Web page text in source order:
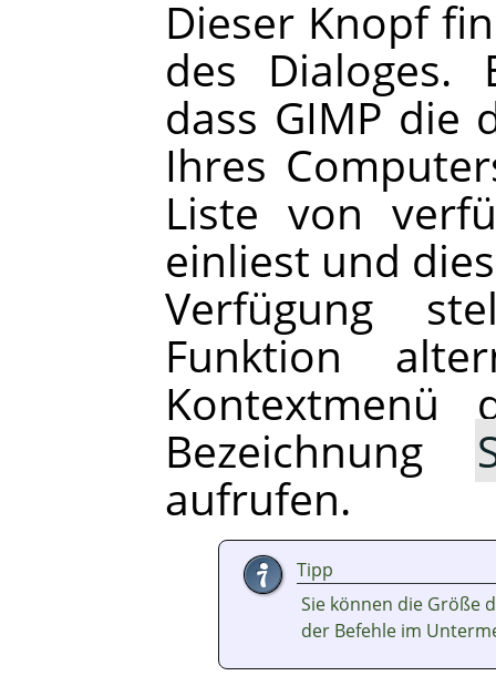
Dieser Knopf
des Dialoges.
dass GIMP die
Ihres
Liste von
einliest und
Verfügung
Funktion
Kontextmenü
Bezeichnung
aufrufen.
Tipp
Sie können die Größe
der Befehle im